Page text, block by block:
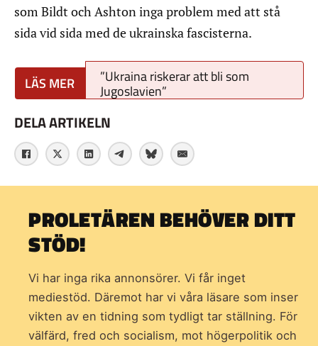
som Bildt och Ashton inga problem med att stå
sida vid sida med de ukrainska fascisterna.
”Ukraina riskerar att bli som
Jugoslavien”
DELA ARTIKELN
PROLETÄREN BEHÖVER DITT
STÖD!
Vi har inga rika annonsörer. Vi får inget
mediestöd. Däremot har vi våra läsare som inser
vikten av en tidning som tydligt tar ställning. För
välfärd, fred och socialism, mot högerpolitik och